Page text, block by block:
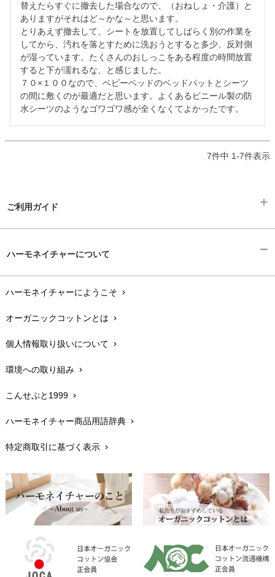
替えたらすぐに撤去した場合なので、（おねしょ・介護）と
ありますがそれはど～かな～と思います。
とりあえず撤去して、シートを放置してしばらく別の作業を
してから、汚れを落とすために洗おうとすると多少、反対側
が湿っています。たくさんのおしっこをある程度の時間放置
すると下が濡れるな、と感じました。
７０×１００なので、ベビーベッドのベッドパットとシーツ
の間に敷くのが最適だと思います。よくあるビニール製の防
水シーツのようなゴワゴワ感が全くなくてよかったです。
7件中 1-7件表示
ご利用ガイド
配送と送料chevron_right
在庫状況と発送予定chevron_right
サイズ・寸法chevron_right
生地・素材chevron_right
お手入れについて
レビューを書こうchevron_right
返品交換chevron_right
FAXでのご注文
お問い合わせchevron_right
ハーモネイチャーについて
ハーモネイチャーにようこそ chevron_right
オーガニックコットンとは chevron_right
個人情報取り扱いについて chevron_right
環境への取り組み chevron_right
こんせぷと1999 chevron_right
ハーモネイチャー商品用語辞典 chevron_right
特定商取引に基づく表示 chevron_right